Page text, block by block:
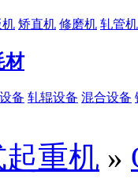
机 矫直机 修磨机 轧管机
材
备 轧辊设备 混合设备
重机 »